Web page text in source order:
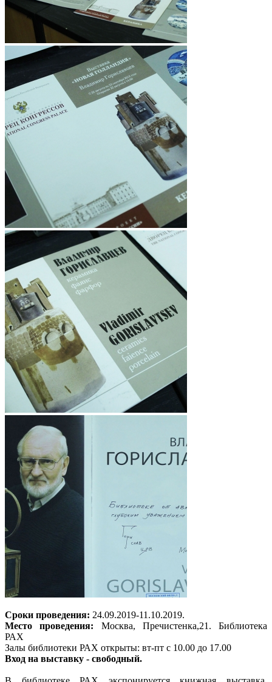
Сроки проведения: 24.09.2019-11.10.2019.
Место проведения: Москва, Пречистенка,21. Библиотека
РАХ
Залы библиотеки РАХ открыты: вт-пт с 10.00 до 17.00
Вход на выставку - свободный.